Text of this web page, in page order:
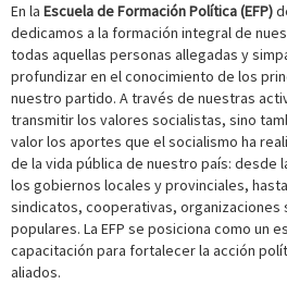
En la Escuela de Formación Política (EFP)
dedicamos a la formación integral de
todas aquellas personas allegadas y
profundizar en el conocimiento de los
nuestro partido. A través de nuestras
transmitir los valores socialistas, sino
valor los aportes que el socialismo ha
de la vida pública de nuestro país: desde
los gobiernos locales y provinciales,
sindicatos, cooperativas, organizaciones
populares. La EFP se posiciona como un
capacitación para fortalecer la acción
aliados.